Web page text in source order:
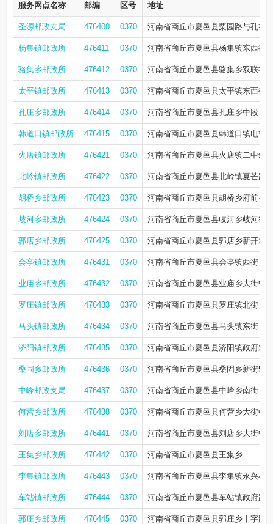
服务网点名称 邮编 区号 地址
圣源邮政支局 476400 0370 河南省商丘市夏邑县栗园路与孔祖
杨集镇邮政所 476411 0370 河南省商丘市夏邑县杨集镇东西街
骆集乡邮政所 476412 0370 河南省商丘市夏邑县骆集乡双联社
太平镇邮政所 476413 0370 河南省商丘市夏邑县太平镇东西街
孔庄乡邮政所 476414 0370 河南省商丘市夏邑县孔庄乡中段
韩道口镇邮政所 476415 0370 河南省商丘市夏邑县韩道口镇电管
火店镇邮政所 476421 0370 河南省商丘市夏邑县火店镇二中斜
北岭镇邮政所 476422 0370 河南省商丘市夏邑县北岭镇夏芒路
胡桥乡邮政所 476423 0370 河南省商丘市夏邑县胡桥乡府前社
歧河乡邮政所 476424 0370 河南省商丘市夏邑县歧河乡歧河街
郭店乡邮政所 476425 0370 河南省商丘市夏邑县郭店乡新开发
会亭镇邮政所 476431 0370 河南省商丘市夏邑县会亭镇西街
业庙乡邮政所 476432 0370 河南省商丘市夏邑县业庙乡大街中
罗庄镇邮政所 476433 0370 河南省商丘市夏邑县罗庄镇北街
马头镇邮政所 476434 0370 河南省商丘市夏邑县马头镇东街
济阳镇邮政所 476435 0370 河南省商丘市夏邑县济阳镇政府对
桑固乡邮政所 476436 0370 河南省商丘市夏邑县桑固乡新街53
中峰邮政支局 476437 0370 河南省商丘市夏邑县中峰乡南街
何营乡邮政所 476438 0370 河南省商丘市夏邑县何营乡大街中
刘店乡邮政所 476441 0370 河南省商丘市夏邑县刘店乡大街中
王集乡邮政所 476442 0370 河南省商丘市夏邑县王集乡
李集镇邮政所 476443 0370 河南省商丘市夏邑县李集镇永兴社
车站镇邮政所 476444 0370 河南省商丘市夏邑县车站镇政府路2
郭庄乡邮政所 476445 0370 河南省商丘市夏邑县郭庄乡十字路